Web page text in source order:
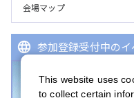
会場マップ
参加登録受付中のイ
This website uses
to collect certain